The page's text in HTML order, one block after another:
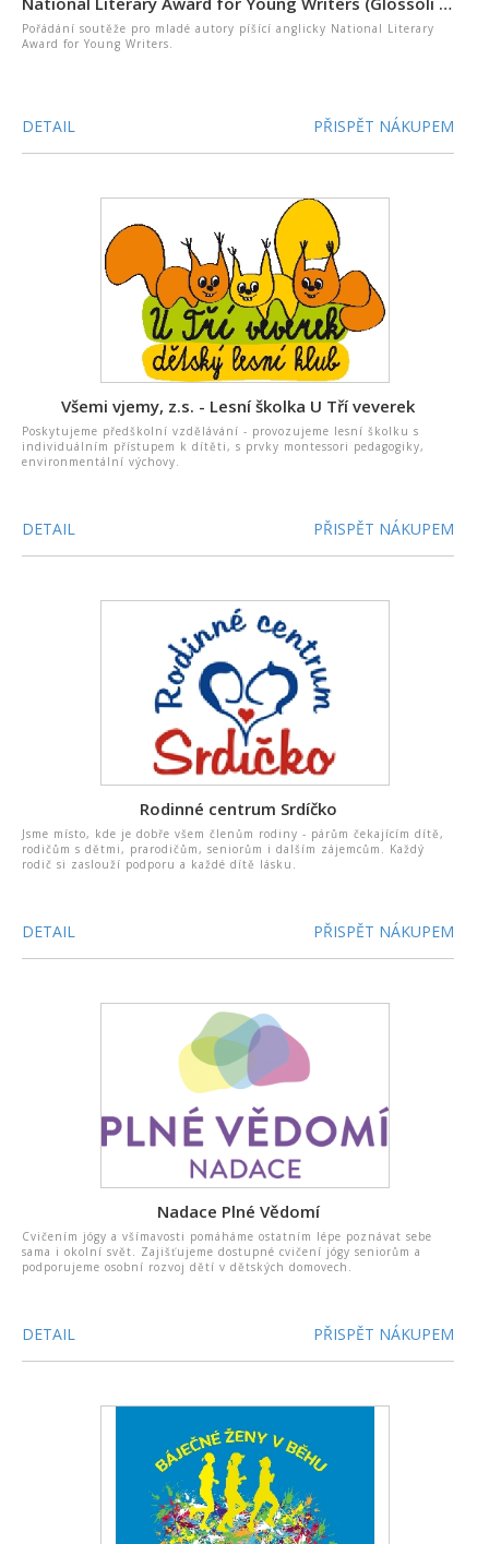
Pořádání soutěže pro mladé autory píšící anglicky National Literary
Award for Young Writers.
DETAIL PŘISPĚT NÁKUPEM
Všemi vjemy, z.s. - Lesní školka U Tří veverek
Poskytujeme předškolní vzdělávání - provozujeme lesní školku s
individuálním přístupem k dítěti, s prvky montessori pedagogiky,
environmentální výchovy.
DETAIL PŘISPĚT NÁKUPEM
Rodinné centrum Srdíčko
Jsme místo, kde je dobře všem členům rodiny - párům čekajícím dítě,
rodičům s dětmi, prarodičům, seniorům i dalším zájemcům. Každý
rodič si zaslouží podporu a každé dítě lásku.
DETAIL PŘISPĚT NÁKUPEM
Nadace Plné Vědomí
Cvičením jógy a všímavosti pomáháme ostatním lépe poznávat sebe
sama i okolní svět. Zajišťujeme dostupné cvičení jógy seniorům a
podporujeme osobní rozvoj dětí v dětských domovech.
DETAIL PŘISPĚT NÁKUPEM